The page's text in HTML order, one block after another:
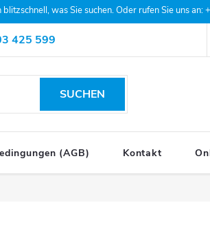
blitzschnell, was Sie suchen. Oder rufen Sie uns
425 599
Datenschutzerklärung
SUCHEN
(AGB) Kontakt